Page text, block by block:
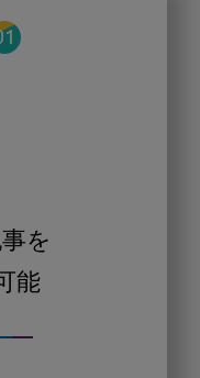
を
能